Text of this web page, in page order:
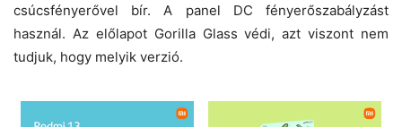
csúcsfényerővel bír. A panel DC fényerőszabályzást
használ. Az előlapot Gorilla Glass védi, azt viszont nem
tudjuk, hogy melyik verzió.